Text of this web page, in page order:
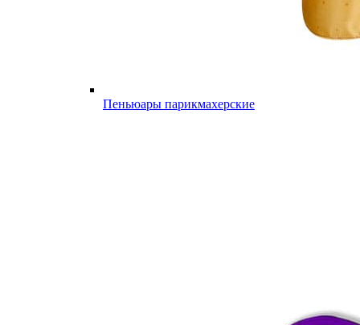
Пеньюары парикмахерские